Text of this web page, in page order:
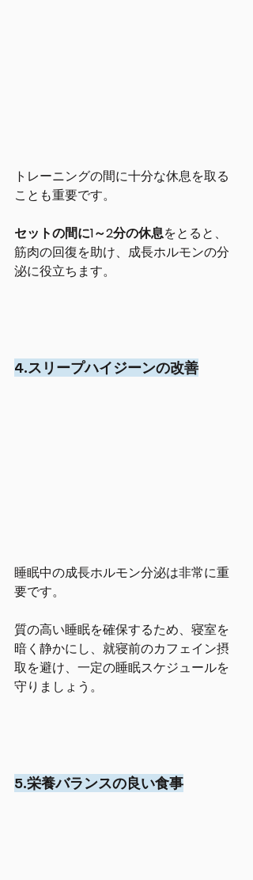
トレーニングの間に十分な休息を取る
ことも重要です。
セットの間に1～2分の休息をとると、
筋肉の回復を助け、成長ホルモンの分
泌に役立ちます。
4.スリープハイジーンの改善
睡眠中の成長ホルモン分泌は非常に重
要です。
質の高い睡眠を確保するため、寝室を
暗く静かにし、就寝前のカフェイン摂
取を避け、一定の睡眠スケジュールを
守りましょう。
5.栄養バランスの良い食事